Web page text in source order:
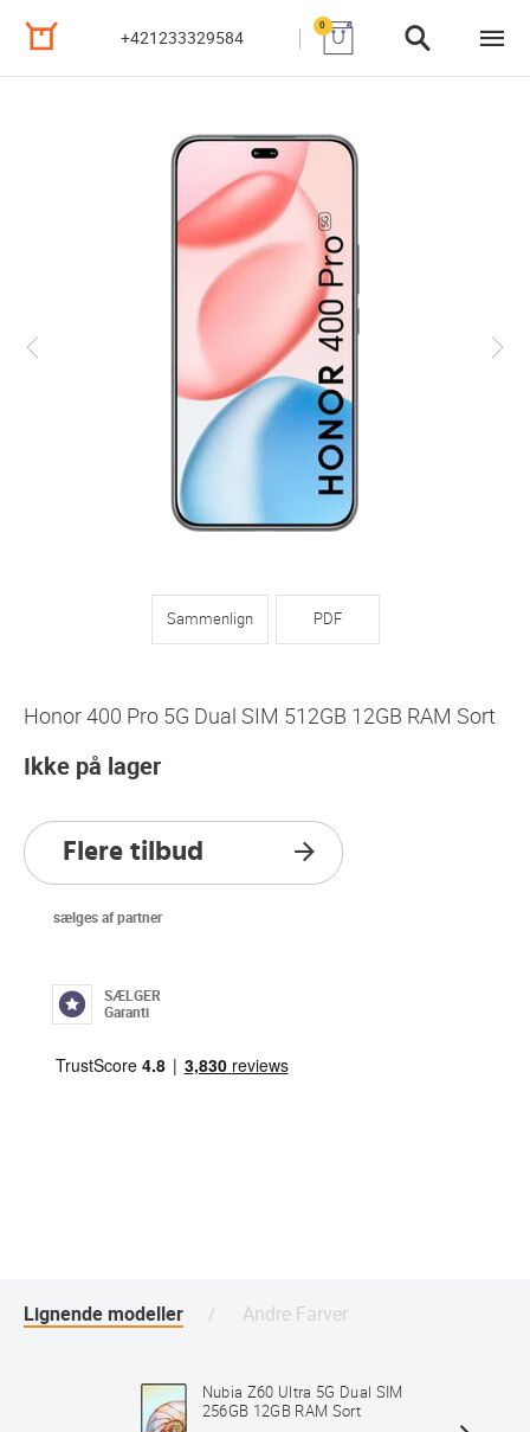
+421233329584
0
Sammenlign PDF
Honor 400 Pro 5G Dual SIM 512GB 12GB RAM Sort
Ikke på lager
Flere tilbud
sælges af partner
SÆLGER
Garanti
Lignende modeller Andre Farver
Nubia Z60 Ultra 5G Dual SIM
256GB 12GB RAM Sort